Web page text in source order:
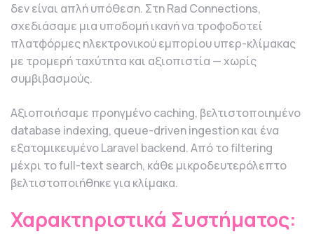
δεν είναι απλή υπόθεση. Στη Rad Connections,
σχεδιάσαμε μια υποδομή ικανή να τροφοδοτεί
πλατφόρμες ηλεκτρονικού εμπορίου υπερ-κλίμακας
με τρομερή ταχύτητα και αξιοπιστία — χωρίς
συμβιβασμούς.
Αξιοποιήσαμε προηγμένο caching, βελτιστοποιημένο
database indexing, queue-driven ingestion και ένα
εξατομικευμένο Laravel backend. Από το filtering
μέχρι το full-text search, κάθε μικροδευτερόλεπτο
βελτιστοποιήθηκε για κλίμακα.
Χαρακτηριστικά Συστήματος: